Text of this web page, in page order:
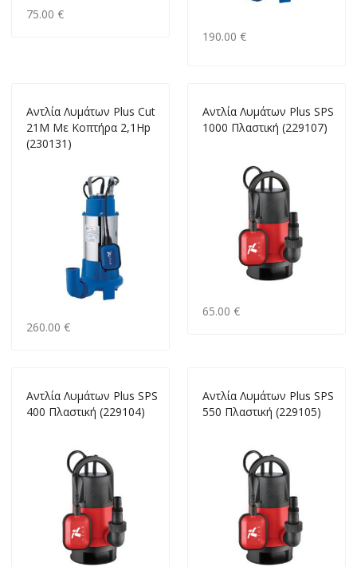
75.00 €
190.00 €
Αντλία Λυμάτων Plus Cut
21M Mε Κοπτήρα 2,1Ηp
(230131)
260.00 €
Αντλία Λυμάτων Plus SPS
1000 Πλαστική (229107)
65.00 €
Αντλία Λυμάτων Plus SPS
400 Πλαστική (229104)
Αντλία Λυμάτων Plus SPS
550 Πλαστική (229105)